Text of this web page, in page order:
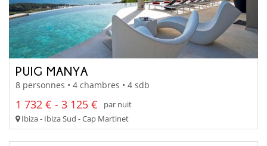
PUIG MANYA
8 personnes • 4 chambres • 4 sdb
1 732 € - 3 125 €
par nuit
Ibiza - Ibiza Sud - Cap Martinet